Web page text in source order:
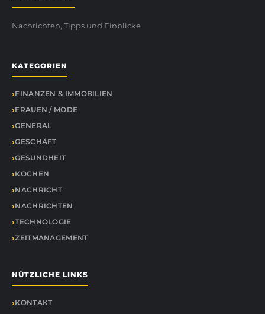
Nachrichten, Tipps und Einblicke
KATEGORIEN
FINANZEN & IMMOBILIEN
FRAUEN / MODE
GENERAL
GESCHÄFT
GESUNDHEIT
KOCHEN
NACHRICHT
NACHRICHTEN
TECHNOLOGIE
ZEITMANAGEMENT
NÜTZLICHE LINKS
KONTAKT